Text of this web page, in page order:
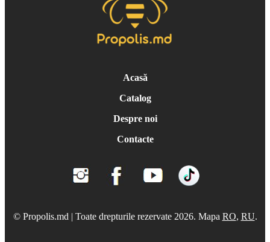
Acasă
Catalog
Despre noi
Contacte
© Propolis.md | Toate drepturile rezervate 2026. Mapa RO, RU.